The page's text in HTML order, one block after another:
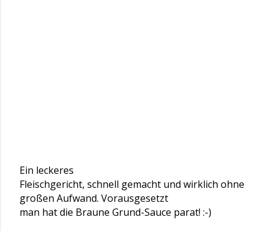
Ein leckeres
Fleischgericht, schnell gemacht und wirklich ohne
großen Aufwand. Vorausgesetzt
man hat die Braune Grund-Sauce parat! :-)